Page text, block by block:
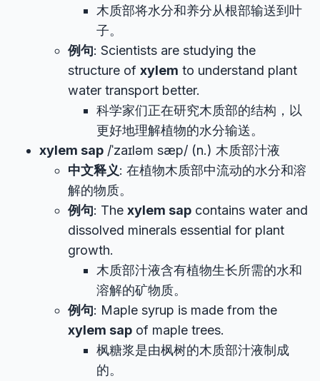
木质部将水分和养分从根部输送到叶
子。
例句: Scientists are studying the
structure of xylem to understand plant
water transport better.
科学家们正在研究木质部的结构，以
更好地理解植物的水分输送。
xylem sap /ˈzaɪləm sæp/ (n.) 木质部汁液
中文释义: 在植物木质部中流动的水分和溶
解的物质。
例句: The xylem sap contains water and
dissolved minerals essential for plant
growth.
木质部汁液含有植物生长所需的水和
溶解的矿物质。
例句: Maple syrup is made from the
xylem sap of maple trees.
枫糖浆是由枫树的木质部汁液制成
的。